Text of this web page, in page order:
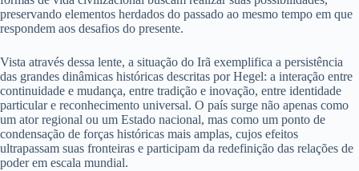
preservando elementos herdados do passado ao mesmo tempo em que
respondem aos desafios do presente.
Vista através dessa lente, a situação do Irã exemplifica a persistência
das grandes dinâmicas históricas descritas por Hegel: a interação entre
continuidade e mudança, entre tradição e inovação, entre identidade
particular e reconhecimento universal. O país surge não apenas como
um ator regional ou um Estado nacional, mas como um ponto de
condensação de forças históricas mais amplas, cujos efeitos
ultrapassam suas fronteiras e participam da redefinição das relações de
poder em escala mundial.